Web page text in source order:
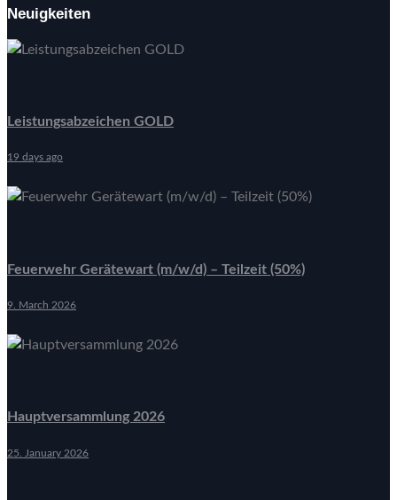
Neuigkeiten
Leistungsabzeichen GOLD
19 days ago
Feuerwehr Gerätewart (m/w/d) – Teilzeit (50%)
9. March 2026
Hauptversammlung 2026
25. January 2026